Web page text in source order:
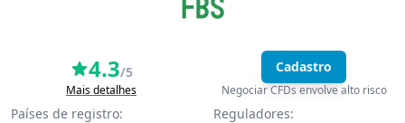
4.3/5
Mais detalhes
Cadastro
Negociar CFDs envolve alto risco
Países de registro: Reguladores: